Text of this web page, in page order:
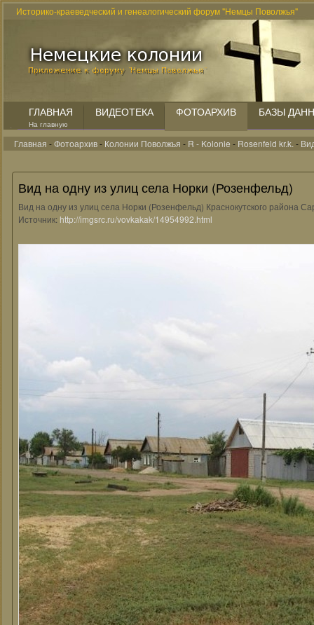
Историко-краеведческий и генеалогический форум "Немцы Поволжья"
ГЛАВНАЯ
На главную
ВИДЕОТЕКА ФОТОАРХИВ БАЗЫ
Главная -Фотоархив- Колонии Поволжья - R - Kolonie - Rosenfeld kr.k. -
Вид на одну из улиц села Норки (Розенфельд)
Вид на одну из улиц села Норки (Розенфельд) Краснокутского района
Источник: http://imgsrc.ru/vovkakak/14954992.html